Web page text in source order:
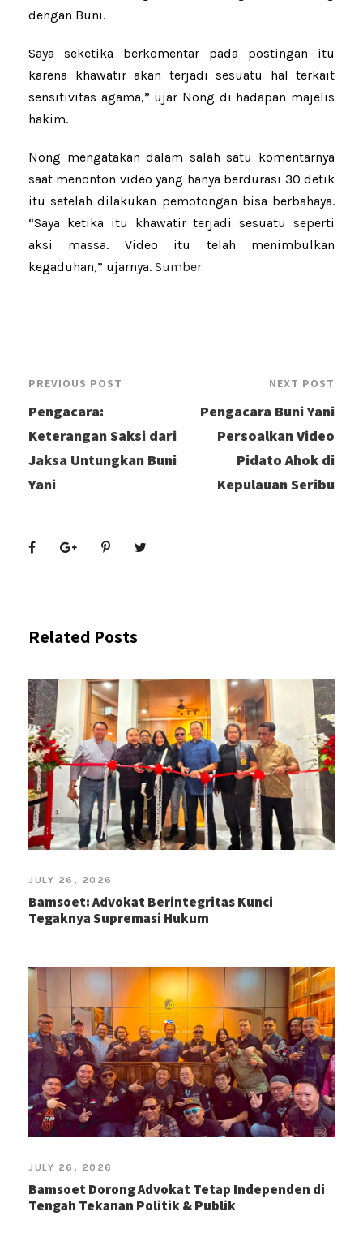
dengan Buni.
Saya seketika berkomentar pada postingan itu
karena khawatir akan terjadi sesuatu hal terkait
sensitivitas agama,” ujar Nong di hadapan majelis
hakim.
Nong mengatakan dalam salah satu komentarnya
saat menonton video yang hanya berdurasi 30 detik
itu setelah dilakukan pemotongan bisa berbahaya.
“Saya ketika itu khawatir terjadi sesuatu seperti
aksi massa. Video itu telah menimbulkan
kegaduhan,” ujarnya. Sumber
PREVIOUS POST
Pengacara:
Keterangan Saksi dari
Jaksa Untungkan Buni
Yani
NEXT POST
Pengacara Buni Yani
Persoalkan Video
Pidato Ahok di
Kepulauan Seribu
Related Posts
JULY 26, 2026
Bamsoet: Advokat Berintegritas Kunci
Tegaknya Supremasi Hukum
JULY 26, 2026
Bamsoet Dorong Advokat Tetap Independen di
Tengah Tekanan Politik & Publik